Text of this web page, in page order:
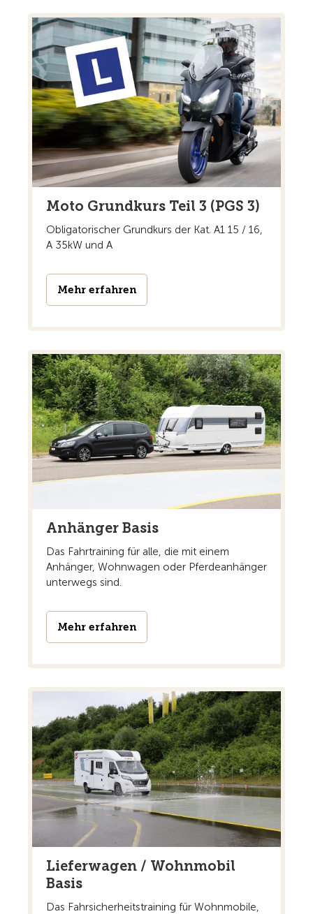
Moto Grundkurs Teil 3 (PGS 3)
Obligatorischer Grundkurs der Kat. A1 15 / 16,
A 35kW und A
Mehr erfahren
Anhänger Basis
Das Fahrtraining für alle, die mit einem
Anhänger, Wohnwagen oder Pferdeanhänger
unterwegs sind.
Mehr erfahren
Lieferwagen / Wohnmobil
Basis
Das Fahrsicherheitstraining für Wohnmobile,